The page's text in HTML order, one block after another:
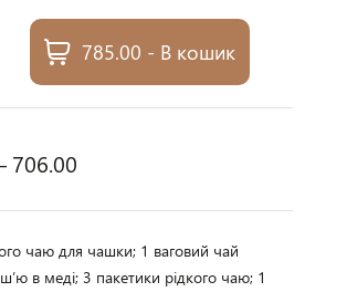
785.00 - В кошик
706.00
чаю для чашки; 1 ваговий чай
в меді; 3 пакетики рідкого чаю; 1